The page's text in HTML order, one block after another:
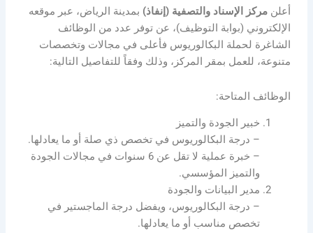
أعلنمركز الإسناد والتصفية (إنفاذ) بمدينة الرياض، عبر موقعه
الإلكتروني (بوابة التوظيف)، عن توفر عدد من الوظائف
الشاغرة لحملة البكالوريوس فأعلى في مجالات وتخصصات
متنوعة، للعمل بمقر المركز، وذلك وفقاً للتفاصيل التالية:
الوظائف المتاحة:
خبير الجودة والتميز
– درجة البكالوريوس في تخصص ذي صلة أو ما يعادلها.
– خبرة عملية لا تقل عن 6 سنوات في مجالات الجودة
والتميز المؤسسي.
مدير البيانات والجودة
– درجة البكالوريوس، ويفضل درجة الماجستير في
تخصص مناسب أو ما يعادلها.